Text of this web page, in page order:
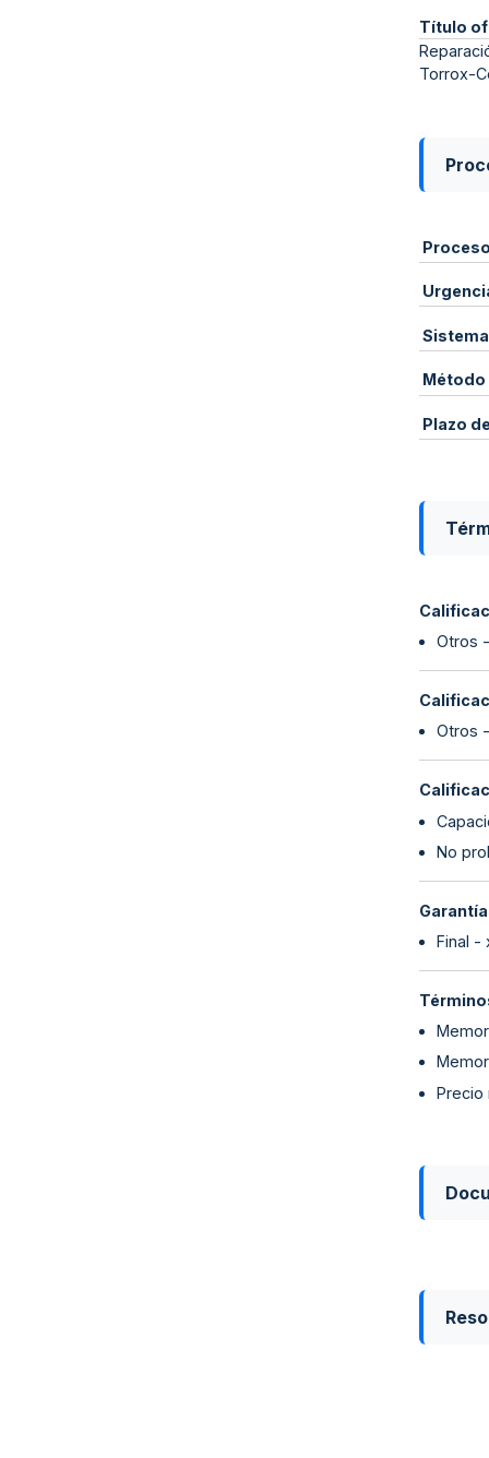
Título
Torrox-
Proceso
Método
Plazo
Otros
Otros
No
Final -
Precio